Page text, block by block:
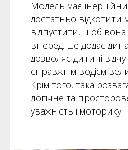
Модель має
достатньо відкотити
відпустити, щоб вона
вперед. Це додає
дозволяє дитині
справжнім водієм
Крім того, така
логічне та
уважність і моторику